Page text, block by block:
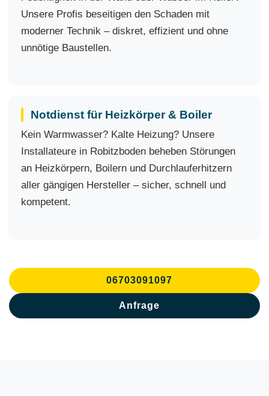
Unsere Profis beseitigen den Schaden mit
moderner Technik – diskret, effizient und ohne
unnötige Baustellen.
Notdienst für Heizkörper & Boiler
Kein Warmwasser? Kalte Heizung? Unsere
Installateure in Robitzboden beheben Störungen
an Heizkörpern, Boilern und Durchlauferhitzern
aller gängigen Hersteller – sicher, schnell und
kompetent.
06703091097
Anfrage